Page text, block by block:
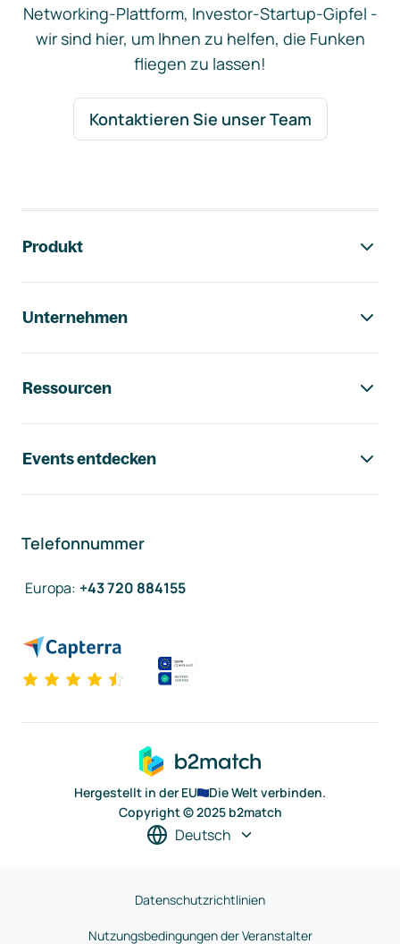
Networking-Plattform, Investor-Startup-Gipfel -
wir sind hier, um Ihnen zu helfen, die Funken
fliegen zu lassen!
Kontaktieren Sie unser Team
Produkt
Unternehmen
Ressourcen
Events entdecken
Telefonnummer
Europa: +43 720 884155
Hergestellt in der EU
Die Welt verbinden.
Copyright © 2025 b2match
Deutsch
Datenschutzrichtlinien
Nutzungsbedingungen der Veranstalter